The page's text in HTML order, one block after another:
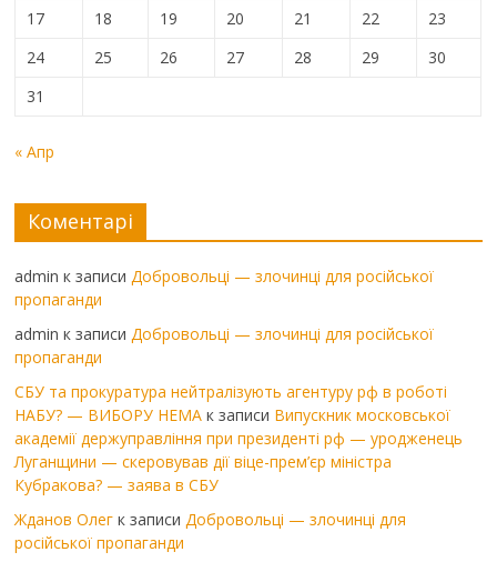
17
18 19 20 21 22
23
24
25 26 27 28 29
30
31
« Апр
Коментарі
admin к записиДобровольці — злочинці для російської
пропаганди
admin к записиДобровольці — злочинці для російської
пропаганди
СБУ та прокуратура нейтралізують агентуру рф в роботі
НАБУ? — ВИБОРУ НЕМА к записи Випускник московської
академії держуправління при президенті рф — уродженець
Луганщини — скеровував дії віце-прем’єр міністра
Кубракова? — заява в СБУ
Жданов Олег к записиДобровольці — злочинці для
російської пропаганди